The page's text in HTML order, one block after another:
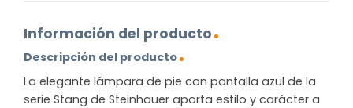
Información del producto
Descripción del producto
La elegante lámpara de pie con pantalla azul de la
serie Stang de Steinhauer aporta estilo y carácter a